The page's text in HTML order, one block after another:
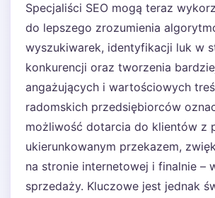
Specjaliści SEO mogą teraz
do lepszego zrozumienia
wyszukiwarek, identyfikacji luk w
konkurencji oraz tworzenia
angażujących i wartościowych
radomskich przedsiębiorców
możliwość dotarcia do klientów z
ukierunkowanym przekazem,
na stronie internetowej i finalnie –
sprzedaży. Kluczowe jest jednak